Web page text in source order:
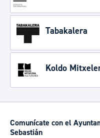
Tabakalera
Koldo
Comunícate con el
Sebastián